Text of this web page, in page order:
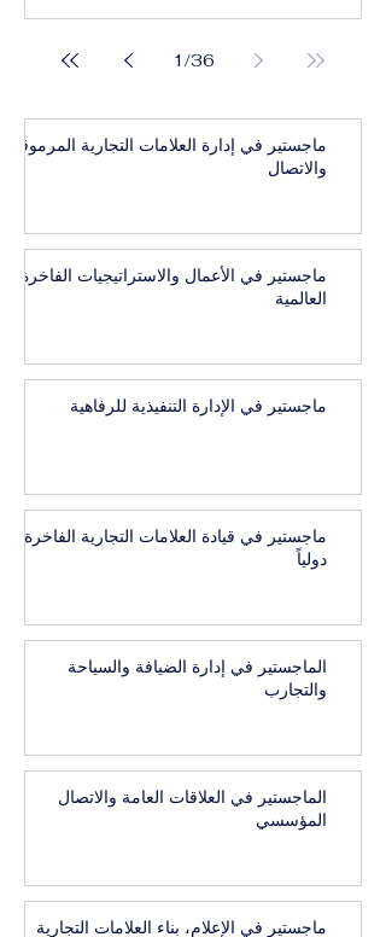
1 /36
ماجستير في إدارة العلامات التجارية المرموقة
والاتصال
ماجستير في الأعمال والاستراتيجيات الفاخرة
العالمية
ماجستير في الإدارة التنفيذية للرفاهية
ماجستير في قيادة العلامات التجارية الفاخرة
دولياً
الماجستير في إدارة الضيافة والسياحة
والتجارب
الماجستير في العلاقات العامة والاتصال
المؤسسي
ماجستير في الإعلام، بناء العلامات التجارية